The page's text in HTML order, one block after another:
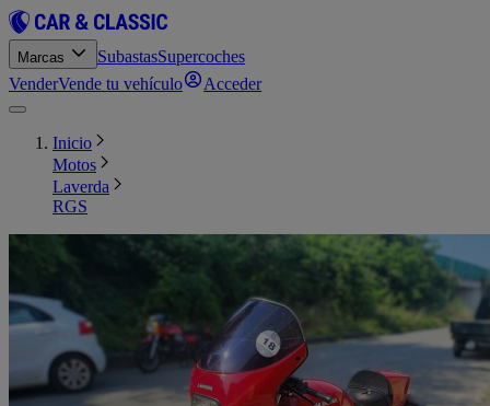
Marcas SubastasSupercoches
VenderVende tu vehículo Acceder
Inicio
Motos
Laverda
RGS